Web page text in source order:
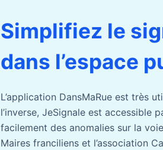
Simplifiez le
dans l’espace
L’application DansMaRue est très
l’inverse, JeSignale est accessible
facilement des anomalies sur la
Maires franciliens et l’association